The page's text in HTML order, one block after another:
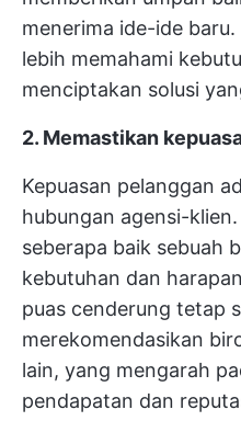
menerima ide-ide
lebih memahami
menciptakan solusi
2. Memastikan
Kepuasan pelanggan
hubungan agensi-
seberapa baik sebuah
kebutuhan dan
puas cenderung tetap
merekomendasikan
lain, yang mengarah
pendapatan dan